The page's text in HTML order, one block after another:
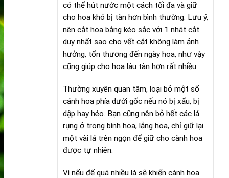
có thể hút nước một cách tối đa và giữ
cho hoa khó bị tàn hơn bình thường. Lưu ý,
nên cắt hoa bằng kéo sắc với 1 nhát cắt
duy nhất sao cho vết cắt không làm ảnh
hưởng, tổn thương đến ngày hoa, như vậy
cũng giúp cho hoa lâu tàn hơn rất nhiều
Thường xuyên quan tâm, loại bỏ một số
cánh hoa phía dưới gốc nếu nó bị xấu, bị
dập hay héo. Bạn cũng nên bỏ hết các lá
rụng ở trong bình hoa, lẵng hoa, chỉ giữ lại
một vài lá trên ngọn để giữ cho cành hoa
được tự nhiên.
Vì nếu để quá nhiều lá sẽ khiến cành hoa